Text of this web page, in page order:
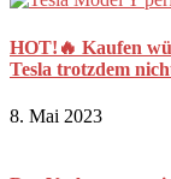
HOT!🔥 Kaufen
Tesla trotzdem
8. Mai 2023